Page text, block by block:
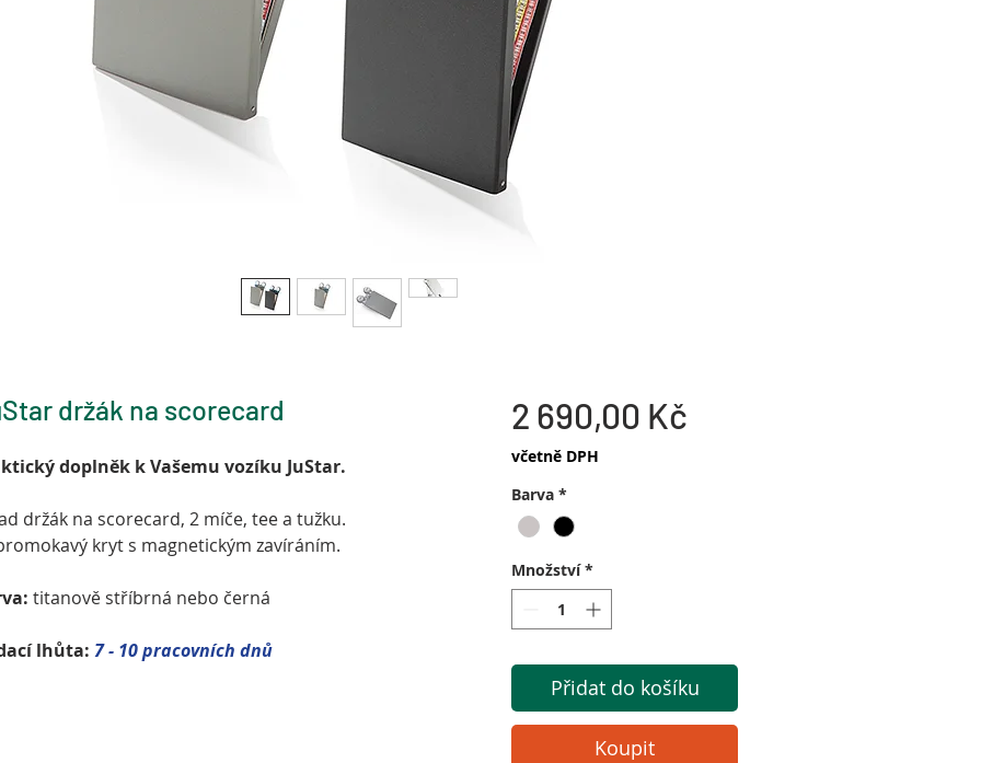
držák na scorecard
doplněk k Vašemu vozíku JuStar.
držák na scorecard, 2 míče, tee a tužku.
kryt s magnetickým zavíráním.
titanově stříbrná nebo černá
lhůta: 7 - 10 pracovních dnů
2 690,00 Kč
včetně DPH
Barva *
Množství *
Přidat do košíku
Koupit